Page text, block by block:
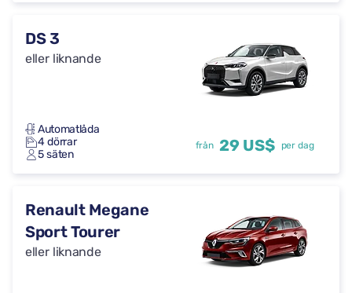
DS 3
eller liknande
Automatlåda
4 dörrar
5 säten
från 29 US$ per dag
Renault Megane
Sport Tourer
eller liknande